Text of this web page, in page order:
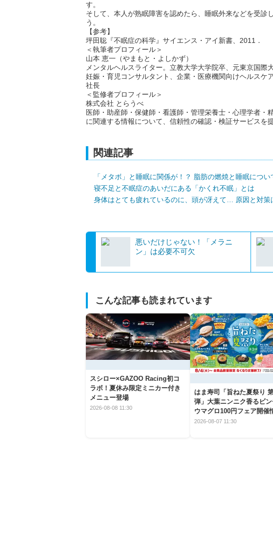
す。
そして、本人が熟眠障害を認めたら、睡眠外来などを受診
う。
【参考】
坪田聡『不眠症の科学』サイエンス・アイ新書、2011．
＜執筆者プロフィール＞
山本 恵一（やまもと・よしかず）
メンタルヘルスライター。立教大学大学院卒、元東京国
妊娠・育児コンサルタント、企業・医療機関向けヘルスケ
社長
＜監修者プロフィール＞
株式会社 とらうべ
医師・助産師・保健師・看護師・管理栄養士・心理学者・
に関連する情報について、信頼性の確認・検証サービスを
関連記事
「メタボ」と睡眠に関係が！？ 脂肪の燃焼と睡眠につい
寝不足と不眠症のあいだにある「かくれ不眠」とは
身体はとても疲れているのに、頭が冴えて… 原因と対策
悪いだけじゃない！「メラニ
ン」は必要不可欠
こんな記事も読まれています
スシロー×GAZOO Racing初コ
ラボ！夏休み限定ミニカー付き
メニュー登場
2026-08-08 11:30
はま寿司「旨ねた夏祭り
弾」大葉ニンニク香るビン
ウマグロ100円フェア開催
2026-08-07 11:30